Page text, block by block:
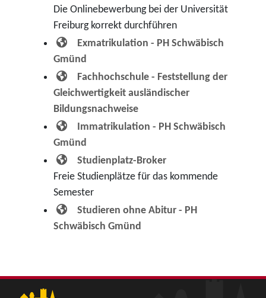
Die Onlinebewerbung bei der Universität
Freiburg korrekt durchführen
Exmatrikulation - PH Schwäbisch
Gmünd
Fachhochschule - Feststellung der
Gleichwertigkeit ausländischer
Bildungsnachweise
Immatrikulation - PH Schwäbisch
Gmünd
Studienplatz-Broker
Freie Studienplätze für das kommende
Semester
Studieren ohne Abitur - PH
Schwäbisch Gmünd